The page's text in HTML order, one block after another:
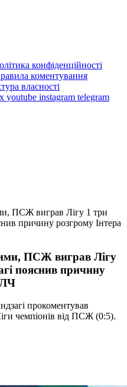
конфіденційності
коментування
власності
x youtube instagram telegram
ПСЖ виграв Лігу 1 три
причину розгрому Інтера
ПСЖ виграв Лігу
пояснив причину
ЛЧ
прокоментував
чемпіонів від ПСЖ (0:5).